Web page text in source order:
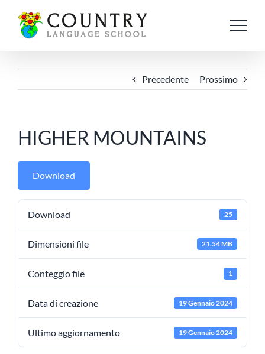
contenuto
Precedente Prossimo
HIGHER MOUNTAINS
Download
Download 25
Dimensioni file 21.54 MB
Conteggio file 1
Data di creazione 19 Gennaio 2024
Ultimo aggiornamento 19 Gennaio 2024